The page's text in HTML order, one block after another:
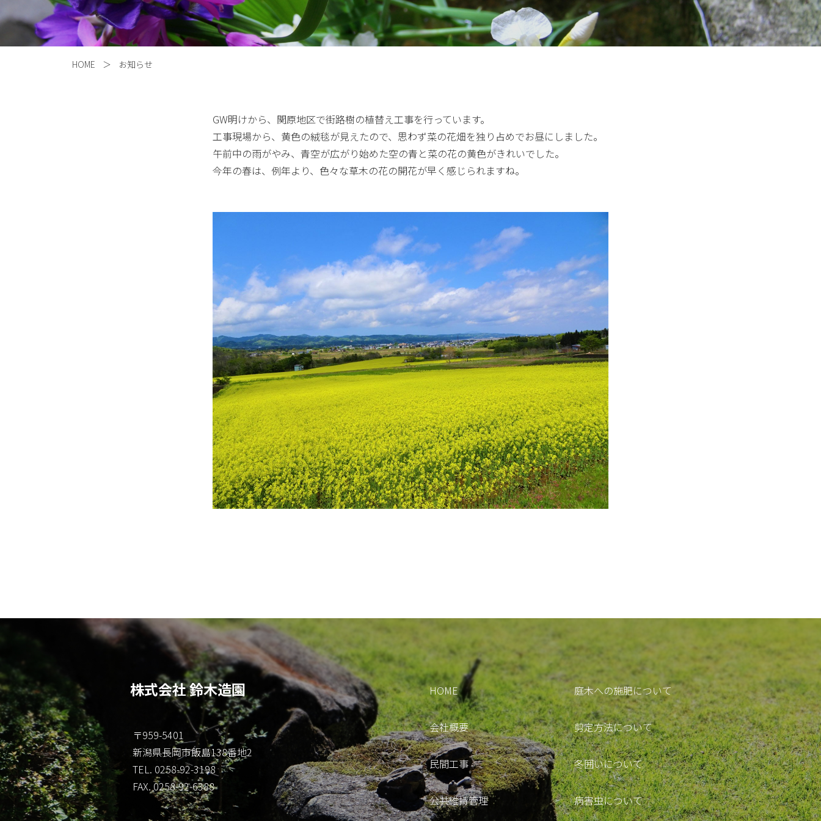
HOME ＞ お知らせ
GW明けから、関原地区で街路樹の植替え工事を行っています。
工事現場から、黄色の絨毯が見えたので、思わず菜の花畑を独り占めでお昼にしました。
午前中の雨がやみ、青空が広がり始めた空の青と菜の花の黄色がきれいでした。
今年の春は、例年より、色々な草木の花の開花が早く感じられますね。
株式会社 鈴木造園
〒959-5401
新潟県長岡市飯島138番地2
TEL. 0258-92-3198
FAX. 0258-92-6388
HOME
会社概要
民間工事
公共維持管理
庭木への施肥について
剪定方法について
冬囲いについて
病害虫について